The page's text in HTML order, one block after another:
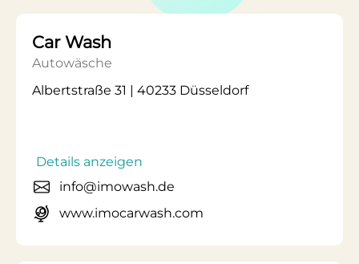
Car Wash
Autowäsche
Albertstraße 31 | 40233 Düsseldorf
Details anzeigen
info@imowash.de
www.imocarwash.com